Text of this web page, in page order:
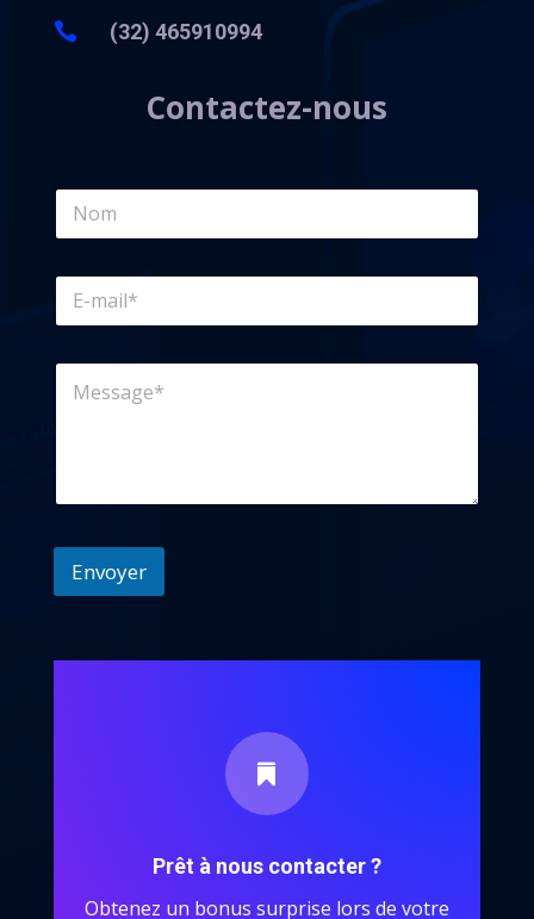
 (32) 465910994
Contactez-nous
N
m
E
m
M
e
Envoyer

Prêt à nous contacter ?
Obtenez un bonus surprise lors de votre